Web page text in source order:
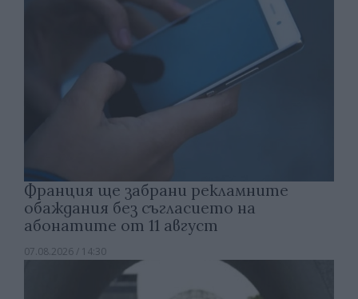
Франция ще забрани рекламните
обаждания без съгласието на
абонатите от 11 август
07.08.2026 / 14:30